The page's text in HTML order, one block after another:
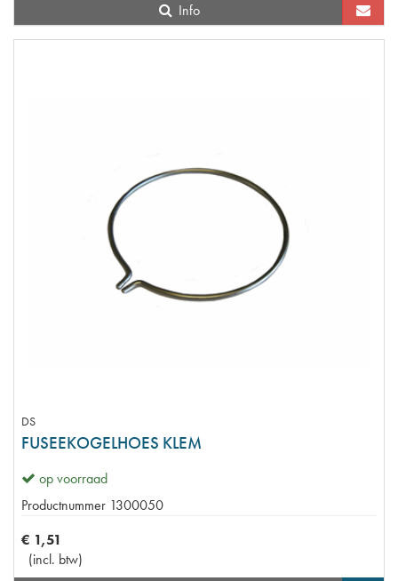
Info
DS
FUSEEKOGELHOES KLEM
op voorraad
Productnummer 1300050
€ 1,51
(incl. btw)